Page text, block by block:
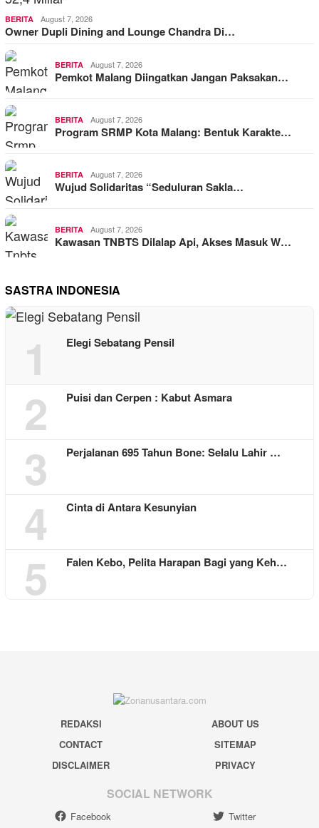
BERITA August 7, 2026
Owner Dupli Dining and Lounge Chandra Di…
BERITA August 7, 2026
Pemkot Malang Diingatkan Jangan Paksakan…
BERITA August 7, 2026
Program SRMP Kota Malang: Bentuk Karakte…
BERITA August 7, 2026
Wujud Solidaritas “Seduluran Sakla…
BERITA August 7, 2026
Kawasan TNBTS Dilalap Api, Akses Masuk W…
SASTRA INDONESIA
1 Elegi Sebatang Pensil
2 Puisi dan Cerpen : Kabut Asmara
3 Perjalanan 695 Tahun Bone: Selalu Lahir …
4 Cinta di Antara Kesunyian
5 Falen Kebo, Pelita Harapan Bagi yang Keh…
REDAKSI
ABOUT US
CONTACT
SITEMAP
DISCLAIMER
PRIVACY
SOCIAL NETWORK
Facebook Twitter